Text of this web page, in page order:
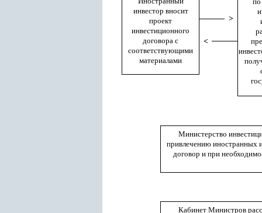
инвестор вносит
проект
инвестиционного
договора с
соответствующими
материалами
>
<
Министерство
привлечению иностранных
договор и при
Кабинет Министров